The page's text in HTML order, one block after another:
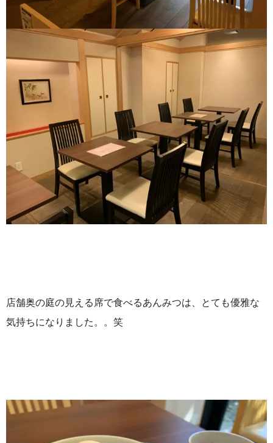
店舗奥の庭の見える席で食べるあんみつは、とても優雅な
気持ちになりました。。笑